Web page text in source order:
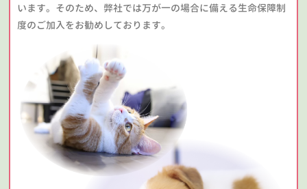
います。そのため、弊社では万が一の場合に備える生命保障制
度のご加入をお勧めしております。